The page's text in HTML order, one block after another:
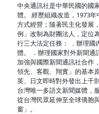
中央通訊社是中華民國的國
體。 經歷組織改造，1973
方式經營；隨著民主化發展
例」改制為財團法人，定位
行三大法定任務： ．辦理國
體。 ．辦理國家對外新聞通
加強與國際新聞通訊社合作
領先、客觀、翔實」的基本
英、日文即時對外發出上千
台灣唯一多語文新聞媒體，
從台灣民眾延伸至全球僑胞
窗」。